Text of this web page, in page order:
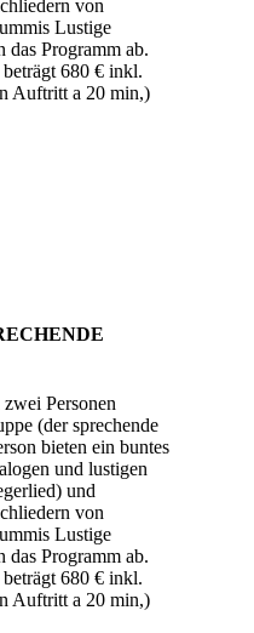
von
Lustige
das Programm ab.
680 € inkl.
Auftritt a 20 min,)
Personen
(der sprechende
bieten ein buntes
und lustigen
und
von
Lustige
das Programm ab.
680 € inkl.
Auftritt a 20 min,)